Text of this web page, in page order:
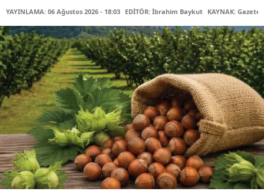
YAYINLAMA: 06 Ağustos 2026 - 18:03 EDİTÖR: İbrahim Baykut KAYNAK: